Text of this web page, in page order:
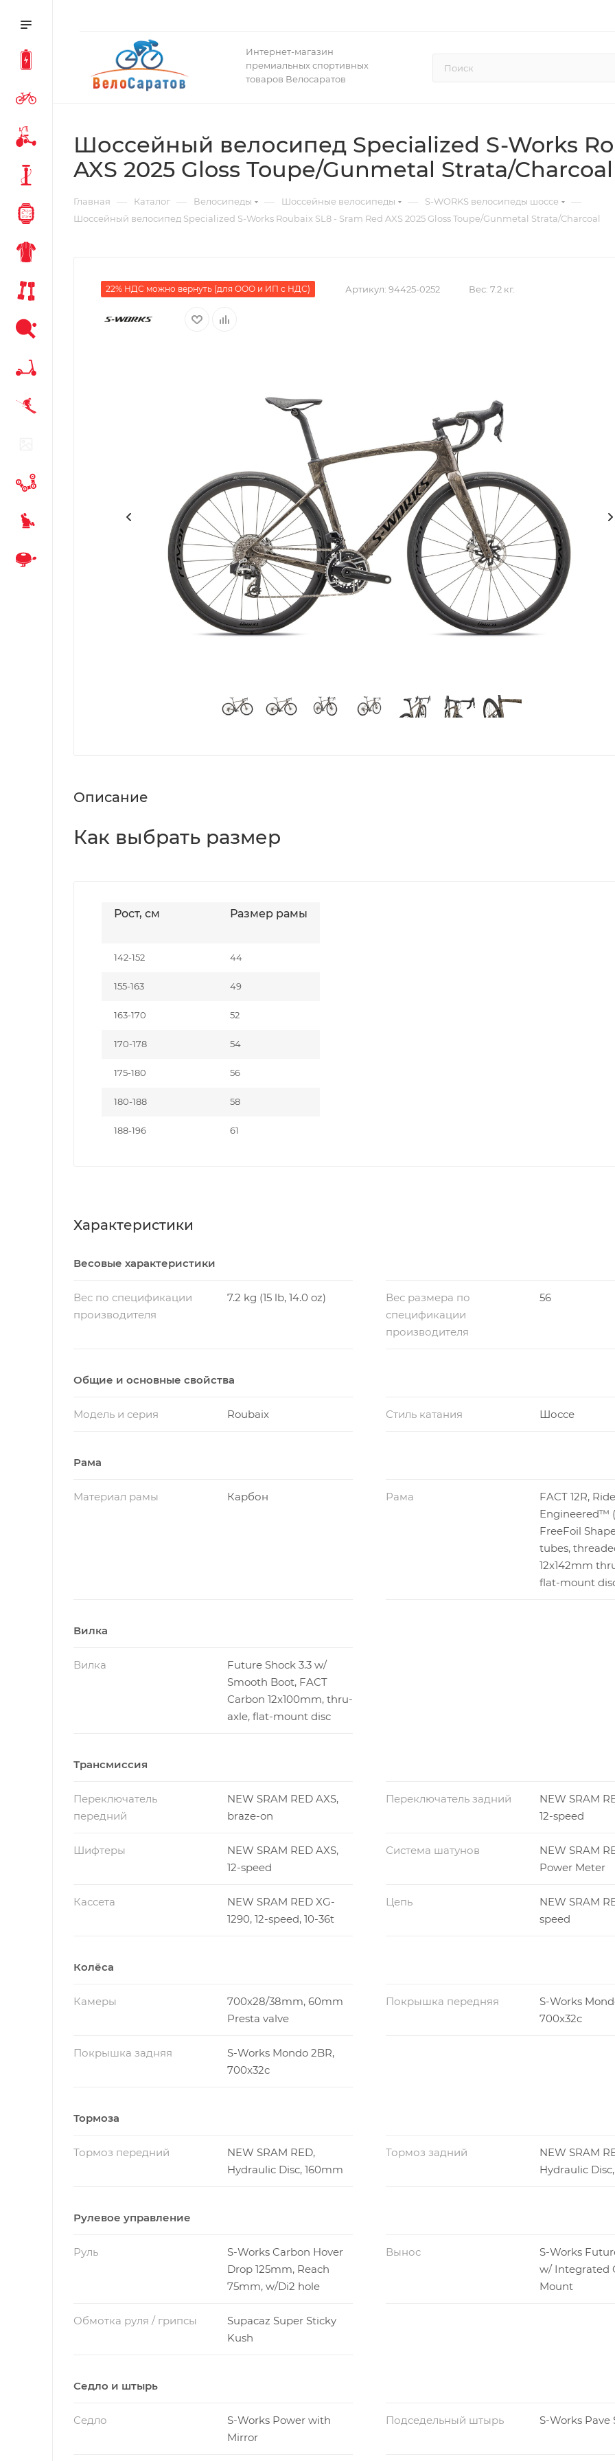
Интернет-магазин
премиальных спортивных
товаров Велосаратов
Шоссейный велосипед Specialized S-Works
AXS 2025 Gloss Toupe/Gunmetal Strata/Charcoal
Главная — Каталог — Велосипеды — Шоссейные велосипеды — S-WORKS велосипеды шоссе —
Шоссейный велосипед Specialized S-Works Roubaix SL8 - Sram Red AXS 2025 Gloss Toupe/Gunmetal Strata/Charcoal
22% НДС можно вернуть (для ООО и ИП с НДС) Артикул: 94425-0252 Вес: 7.2 кг.
Описание
Как выбрать размер
Рост, см Размер рамы
142-152 44
155-163 49
163-170 52
170-178 54
175-180 56
180-188 58
188-196 61
Характеристики
Весовые характеристики
Вес по спецификации
производителя
7.2 kg (15 lb, 14.0 oz)
Вес размера по
спецификации
производителя
56
Общие и основные свойства
Модель и серия Roubaix Стиль катания Шоссе
Рама
Материал рамы Карбон Рама
FACT 12R,
Engineered™
FreeFoil
tubes,
12x142mm
flat-mount
Вилка
Вилка
Future Shock 3.3 w/
Smooth Boot, FACT
Carbon 12x100mm, thru-
axle, flat-mount disc
Трансмиссия
Переключатель
передний
NEW SRAM RED AXS,
braze-on
Переключатель задний
NEW SRAM
12-speed
Шифтеры
NEW SRAM RED AXS,
12-speed
Система шатунов
NEW SRAM
Power Meter
Кассета
NEW SRAM RED XG-
1290, 12-speed, 10-36t
Цепь
NEW SRAM
speed
Колёса
Камеры
700x28/38mm, 60mm
Presta valve
Покрышка передняя
S-Works
700x32c
Покрышка задняя
S-Works Mondo 2BR,
700x32c
Тормоза
Тормоз передний
NEW SRAM RED,
Hydraulic Disc, 160mm
Тормоз задний
NEW SRAM
Hydraulic
Рулевое управление
Руль
S-Works Carbon Hover
Drop 125mm, Reach
75mm, w/Di2 hole
Вынос
S-Works
w/ Integrated
Mount
Обмотка руля / грипсы
Supacaz Super Sticky
Kush
Седло и штырь
Седло
S-Works Power with
Mirror
Подседельный штырь S-Works Pave